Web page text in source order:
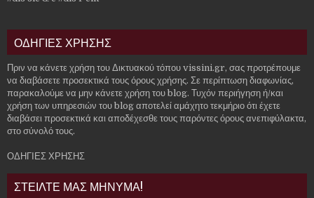
ΟΔΗΓΙΕΣ ΧΡΗΣΗΣ
Πριν να κάνετε χρήση του Δικτυακού τόπου vissini.gr, σας προτρέπουμε
να διαβάσετε προσεκτικά τους όρους χρήσης. Σε περίπτωση διαφωνίας,
παρακαλούμε να μην κάνετε χρήση του blog. Τυχόν περιήγηση ή/και
χρήση των υπηρεσιών του blog αποτελεί αμάχητο τεκμήριο ότι έχετε
διαβάσει προσεκτικά και αποδέχεσθε τους παρόντες όρους ανεπιφύλακτα,
στο σύνολό τους.
ΟΔΗΓΙΕΣ ΧΡΗΣΗΣ
ΣΤΕΙΛΤΕ ΜΑΣ ΜΗΝΥΜΑ!